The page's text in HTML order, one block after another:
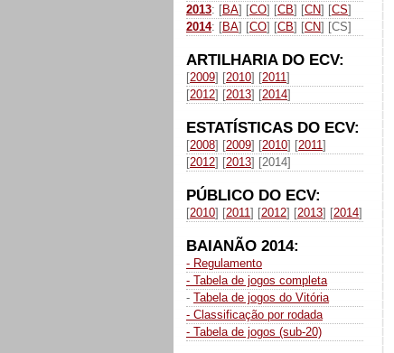
2013: [BA] [CO] [CB] [CN] [CS]
2014: [BA] [CO] [CB] [CN] [CS]
ARTILHARIA DO ECV:
[2009] [2010] [2011]
[2012] [2013] [2014]
ESTATÍSTICAS DO ECV:
[2008] [2009] [2010] [2011]
[2012] [2013] [2014]
PÚBLICO DO ECV:
[2010] [2011] [2012] [2013] [2014]
BAIANÃO 2014:
- Regulamento
- Tabela de jogos completa
- Tabela de jogos do Vitória
- Classificação por rodada
- Tabela de jogos (sub-20)